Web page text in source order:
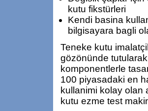
kutu fikstürleri
Kendi basina
bilgisayara bagli
Teneke kutu
gözönünde
komponentlerle
100 piyasadaki en
kullanimi kolay olan
kutu ezme test